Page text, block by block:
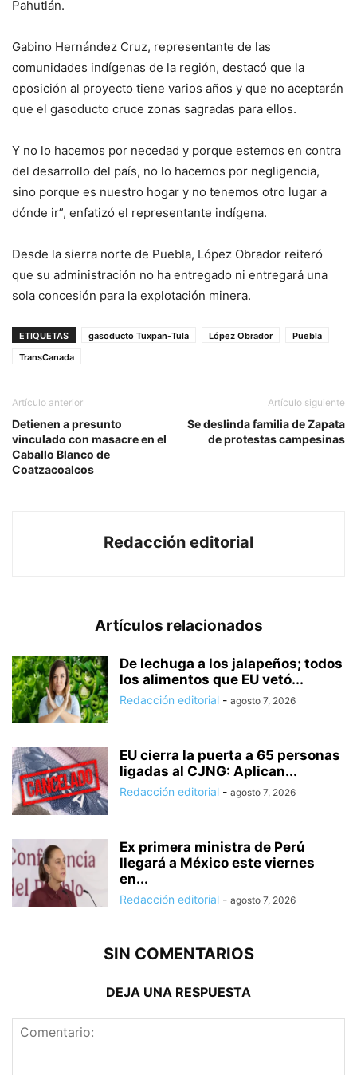
Pahutlán.
Gabino Hernández Cruz, representante de las
comunidades indígenas de la región, destacó que la
oposición al proyecto tiene varios años y que no aceptarán
que el gasoducto cruce zonas sagradas para ellos.
Y no lo hacemos por necedad y porque estemos en contra
del desarrollo del país, no lo hacemos por negligencia,
sino porque es nuestro hogar y no tenemos otro lugar a
dónde ir”, enfatizó el representante indígena.
Desde la sierra norte de Puebla, López Obrador reiteró
que su administración no ha entregado ni entregará una
sola concesión para la explotación minera.
ETIQUETAS gasoducto Tuxpan-Tula López Obrador
Puebla
TransCanada
Artículo anterior
Detienen a presunto
vinculado con masacre en el
Caballo Blanco de
Coatzacoalcos
Artículo siguiente
Se deslinda familia de Zapata
de protestas campesinas
Redacción editorial
Artículos relacionados
De lechuga a los jalapeños; todos
los alimentos que EU vetó...
Redacción editorial - agosto 7, 2026
EU cierra la puerta a 65 personas
ligadas al CJNG: Aplican...
Redacción editorial - agosto 7, 2026
Ex primera ministra de Perú
llegará a México este viernes
en...
Redacción editorial - agosto 7, 2026
SIN COMENTARIOS
DEJA UNA RESPUESTA